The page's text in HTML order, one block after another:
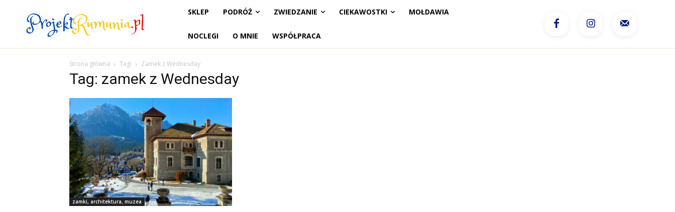
SKLEP PODRÓŻ ZWIEDZANIE CIEKAWOSTKI MOŁDAWIA
NOCLEGI O MNIE WSPÓŁPRACA
Strona główna Tagi Zamek z Wednesday
Tag: zamek z Wednesday
zamki, architektura, muzea